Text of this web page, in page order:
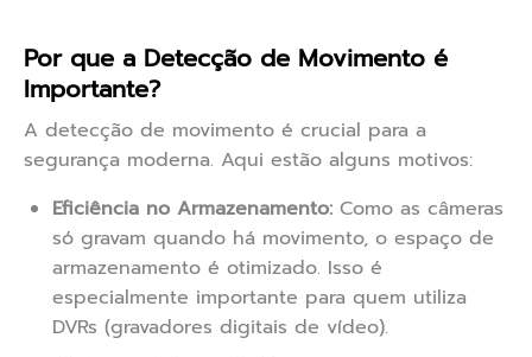
Por que a Detecção de Movimento é
Importante?
A detecção de movimento é crucial para a
segurança moderna. Aqui estão alguns motivos:
Eficiência no Armazenamento: Como as câmeras
só gravam quando há movimento, o espaço de
armazenamento é otimizado. Isso é
especialmente importante para quem utiliza
DVRs (gravadores digitais de vídeo).